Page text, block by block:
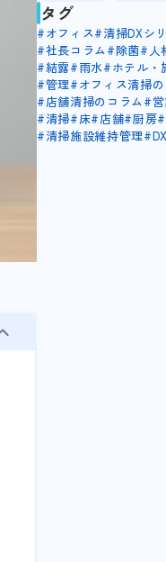
タグ
#オフィス#清掃DXシ
#社長コラム#除菌# 人
#結露#雨水#ホテル・
#管理#オフィス清掃
#店舗清掃のコラム#
#清掃#床#店舗#厨房#
#清掃施設維持管理#DX